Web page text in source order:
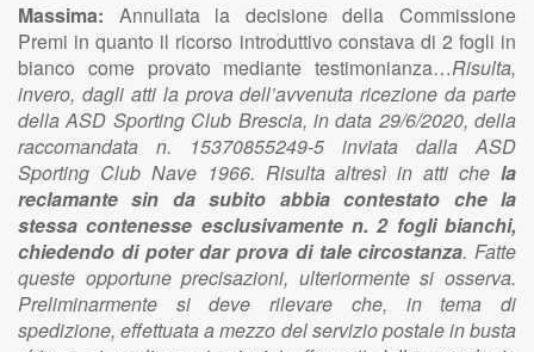
Massima: Annullata la decisione della Commissione
Premi in quanto il ricorso introduttivo constava di 2 fogli in
bianco come provato mediante testimonianza…Risulta,
invero, dagli atti la prova dell’avvenuta ricezione da parte
della ASD Sporting Club Brescia, in data 29/6/2020, della
raccomandata n. 15370855249-5 inviata dalla ASD
Sporting Club Nave 1966. Risulta altresì in atti che la
reclamante sin da subito abbia contestato che la
stessa contenesse esclusivamente n. 2 fogli bianchi,
chiedendo di poter dar prova di tale circostanza. Fatte
queste opportune precisazioni, ulteriormente si osserva.
Preliminarmente si deve rilevare che, in tema di
spedizione, effettuata a mezzo del servizio postale in busta